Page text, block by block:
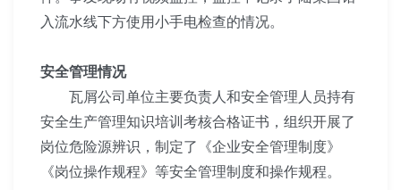
入流水线下方使用小手电检查的情况。
安全管理情况
瓦屑公司单位主要负责人和安全管理人员持有
安全生产管理知识培训考核合格证书，组织开展了
岗位危险源辨识，制定了《企业安全管理制度》
《岗位操作规程》等安全管理制度和操作规程。